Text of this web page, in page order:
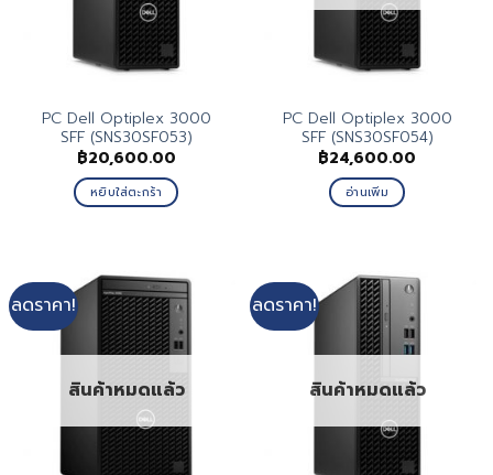
PC Dell Optiplex 3000
SFF (SNS30SF053)
฿20,600.00
หยิบใส่ตะกร้า
PC Dell Optiplex 3000
SFF (SNS30SF054)
฿24,600.00
อ่านเพิ่ม
ลดราคา!
สินค้าหมดแล้ว
ลดราคา!
สินค้าหมดแล้ว